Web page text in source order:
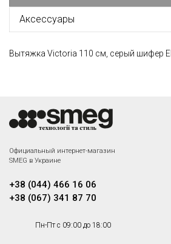
Аксессуары
Вытяжка Victoria 110 см, серый шифер EL
Официальный интернет-магазин
SMEG в Украине
+38 (044) 466 16 06
+38 (067) 341 87 70
Пн-Пт с 09:00 до 18:00